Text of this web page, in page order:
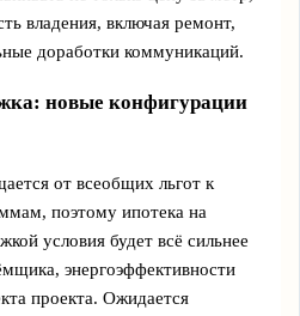
владения, включая ремонт,
доработки коммуникаций.
новые конфигурации
от всеобщих льгот к
поэтому ипотека на
условия будет всё сильнее
энергоэффективности
проекта. Ожидается